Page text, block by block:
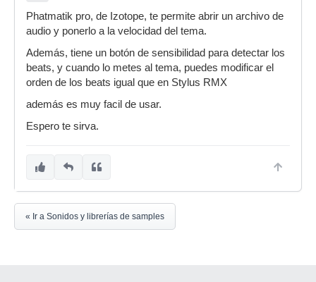
Phatmatik pro, de Izotope, te permite abrir un archivo de
audio y ponerlo a la velocidad del tema.
Además, tiene un botón de sensibilidad para detectar los
beats, y cuando lo metes al tema, puedes modificar el
orden de los beats igual que en Stylus RMX
además es muy facil de usar.
Espero te sirva.
« Ir a Sonidos y librerías de samples